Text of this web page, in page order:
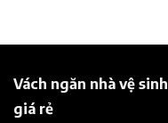
Vách ngăn nhà vệ sinh
giá rẻ